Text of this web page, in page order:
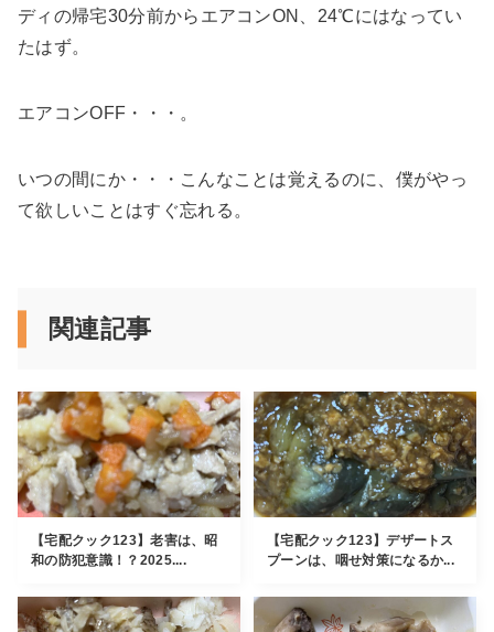
ディの帰宅30分前からエアコンON、24℃にはなってい
たはず。
エアコンOFF・・・。
いつの間にか・・・こんなことは覚えるのに、僕がやっ
て欲しいことはすぐ忘れる。
関連記事
【宅配クック123】老害は、昭
和の防犯意識！？2025....
【宅配クック123】デザートス
プーンは、咽せ対策になるか...